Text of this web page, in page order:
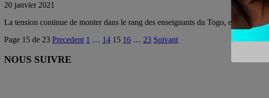
20 janvier 2021
La tension continue de monter dans le rang des enseignants du Togo, et pour
Page 15 de 23 Precedent 1 … 14 15 16 … 23 Suivant
NOUS SUIVRE